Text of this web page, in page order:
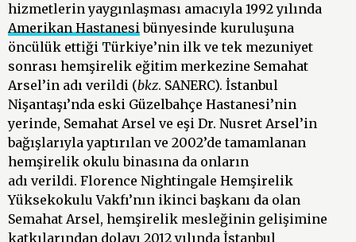
hizmetlerin yaygınlaşması amacıyla 1992 yılında
Amerikan Hastanesibünyesinde kuruluşuna
öncülük ettiği Türkiye’nin ilk ve tek mezuniyet
sonrası hemşirelik eğitim merkezine Semahat
Arsel’in adı verildi (bkz. SANERC). İstanbul
Nişantaşı’nda eski Güzelbahçe Hastanesi’nin
yerinde, Semahat Arsel ve eşi Dr. Nusret Arsel’in
bağışlarıyla yaptırılan ve 2002’de tamamlanan
hemşirelik okulu binasına da onların
adı verildi. Florence Nightingale Hemşirelik
Yüksekokulu Vakfı’nın ikinci başkanı da olan
Semahat Arsel, hemşirelik mesleğinin gelişimine
katkılarından dolayı 2012 yılında İstanbul